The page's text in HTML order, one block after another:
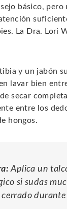
básico, pero
La Dra. Lori
y un jabón
lavar bien
secar
entre los
hongos.
Aplica un
si sudas
cerrado